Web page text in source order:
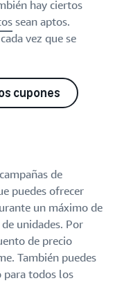
hay ciertos
sean aptos.
vez que se
cupones
de
puedes ofrecer
un máximo de
unidades. Por
de precio
También puedes
para todos los